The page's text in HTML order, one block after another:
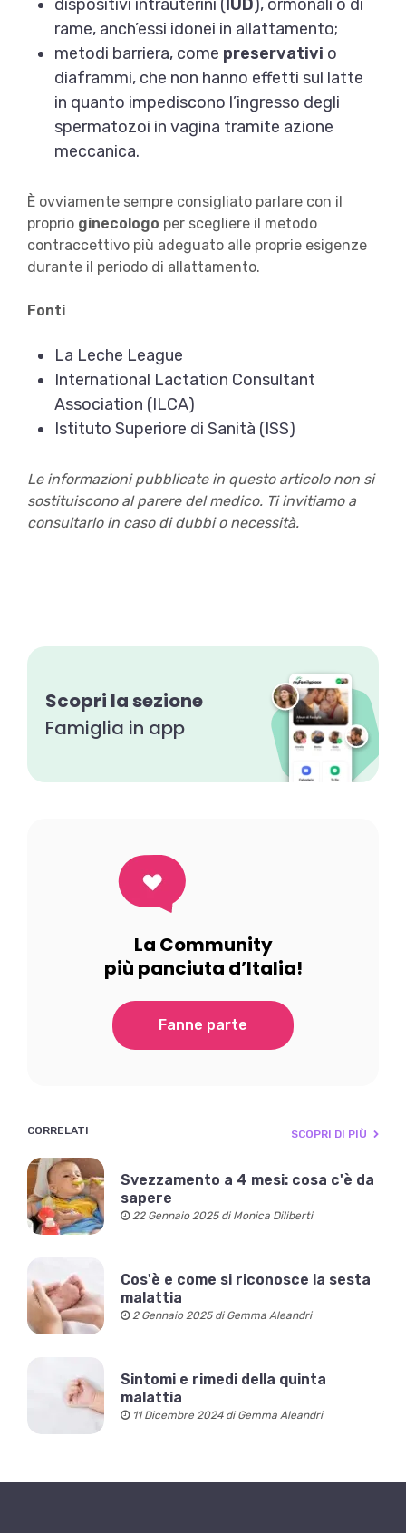
dispositivi intrauterini ( IUD), ormonali o di
rame, anch’essi idonei in allattamento;
metodi barriera, come preservativi o
diaframmi, che non hanno effetti sul latte
in quanto impediscono l’ingresso degli
spermatozoi in vagina tramite azione
meccanica.
È ovviamente sempre consigliato parlare con il
proprio ginecologo per scegliere il metodo
contraccettivo più adeguato alle proprie esigenze
durante il periodo di allattamento.
Fonti
La Leche League
International Lactation Consultant
Association (ILCA)
Istituto Superiore di Sanità (ISS)
Le informazioni pubblicate in questo articolo non si
sostituiscono al parere del medico. Ti invitiamo a
consultarlo in caso di dubbi o necessità.
Scopri la sezione
Famiglia in app
La Community
più panciuta d’Italia!
Fanne parte
CORRELATI SCOPRI DI PIÙ
Svezzamento a 4 mesi: cosa c'è da
sapere
22 Gennaio 2025 di Monica Diliberti
Cos'è e come si riconosce la sesta
malattia
2 Gennaio 2025 di Gemma Aleandri
Sintomi e rimedi della quinta
malattia
11 Dicembre 2024 di Gemma Aleandri